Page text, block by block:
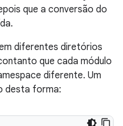
que a conversão do
diferentes diretórios
que cada módulo
diferente. Um
desta forma: